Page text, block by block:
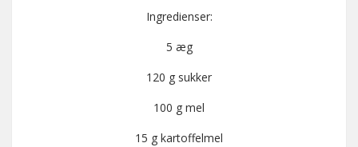
Ingredienser:
5 æg
120 g sukker
100 g mel
15 g kartoffelmel